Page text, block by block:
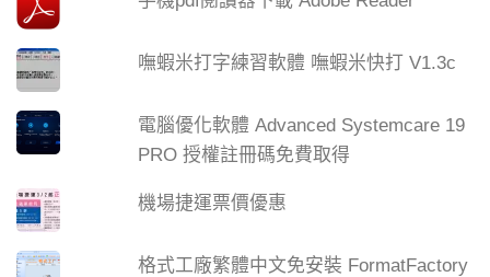
嘸蝦米打字練習軟體 嘸蝦米快打 V1.3c
電腦優化軟體 Advanced Systemcare 19
PRO 授權註冊碼免費取得
機場捷運票價優惠
格式工廠繁體中文免安裝 FormatFactory